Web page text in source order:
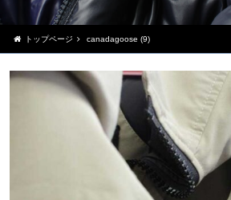
トップページ canadagoose (9)